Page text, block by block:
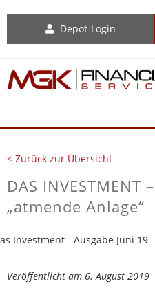
Depot-Login
< Zurück zur Übersicht
DAS INVESTMENT
„atmende Anlage“
Veröffentlicht am 6. August 2019